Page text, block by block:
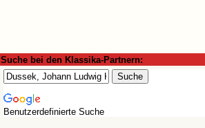
Suche bei den Klassika-Partnern:
Benutzerdefinierte Suche